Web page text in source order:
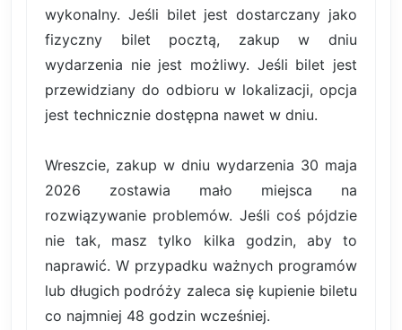
wykonalny. Jeśli bilet jest dostarczany jako
fizyczny bilet pocztą, zakup w dniu
wydarzenia nie jest możliwy. Jeśli bilet jest
przewidziany do odbioru w lokalizacji, opcja
jest technicznie dostępna nawet w dniu.
Wreszcie, zakup w dniu wydarzenia 30 maja
2026 zostawia mało miejsca na
rozwiązywanie problemów. Jeśli coś pójdzie
nie tak, masz tylko kilka godzin, aby to
naprawić. W przypadku ważnych programów
lub długich podróży zaleca się kupienie biletu
co najmniej 48 godzin wcześniej.